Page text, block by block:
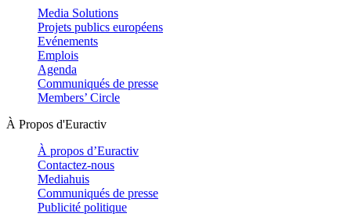
Media Solutions
Projets publics européens
Evénements
Emplois
Agenda
Communiqués de presse
Members’ Circle
À Propos d'Euractiv
À propos d’Euractiv
Contactez-nous
Mediahuis
Communiqués de presse
Publicité politique